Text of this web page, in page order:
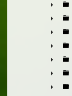
►
►
►
►
►
►
►